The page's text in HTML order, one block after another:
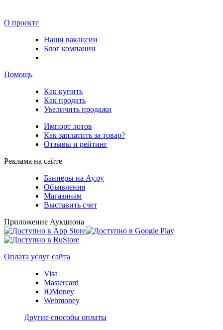
О проекте
Наши вакансии
Блог компании
Помощь
Как купить
Как продать
Увеличить продажи
Импорт лотов
Как заплатить за товар?
Отзывы и рейтинг
Реклама на сайте
Баннеры на Ау.ру
Объявления
Магазинам
Выставить счет
Приложение Аукциона
Оплата услуг сайта
Visa
Mastercard
ЮMoney
Webmoney
Другие способы оплаты